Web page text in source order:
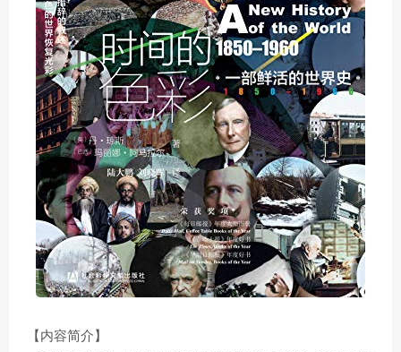
【内容简介】